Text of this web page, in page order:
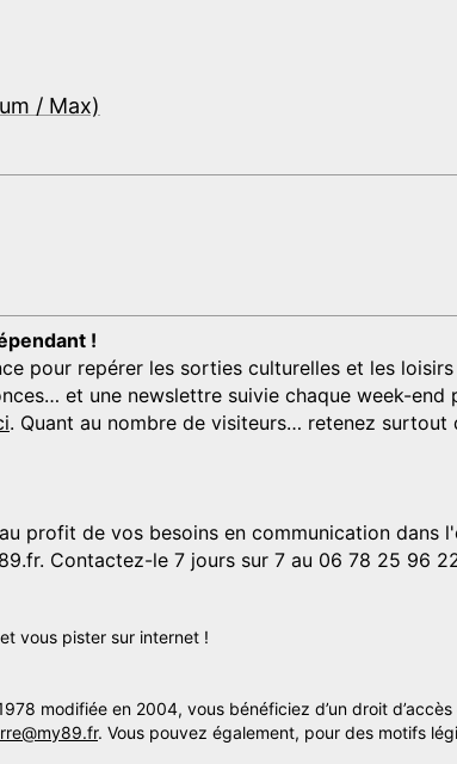
/ Max)
!
pour repérer les sorties culturelles et les
et une newslettre suivie chaque week-end
. Quant au nombre de visiteurs… retenez
profit de vos besoins en communication dans
Contactez-le 7 jours sur 7 au 06 78 25 96
vous pister sur internet !
modifiée en 2004, vous bénéficiez d’un droit
. Vous pouvez également, pour des motifs